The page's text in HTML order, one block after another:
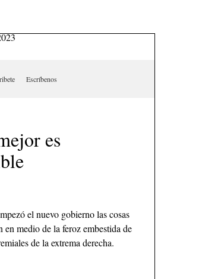
Escríbenos
es
el nuevo gobierno las cosas
en medio de la feroz embestida de
de la extrema derecha.